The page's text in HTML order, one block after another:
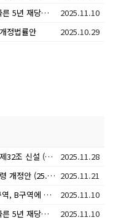
도시정비법 제72조제6항에 따른 5년 재당첨 제한 대상은 분양대상자와 그 세대에 속한 자인 바, ‘세대’의 범위(의미)는?
2025.11.10
정법률안
2025.10.29
정비사업 계약업무 처리기준 제32조 신설 (25.11. 14. 시행)
2025.11.28
도시 및 주거환경정비법 시행령 개정안 (25. 11. 21 시행) 2025.11.21
투기과열지구내 정비사업 A구역, B구역에 모두 조합원인 경우 5년 재당첨 적용 여부 및 기준은?
2025.11.10
도시정비법 제72조제6항에 따른 5년 재당첨 제한 대상은 분양대상자와 그 세대에 속한 자인 바, ‘세대’의 범위(의미)는?
2025.11.10